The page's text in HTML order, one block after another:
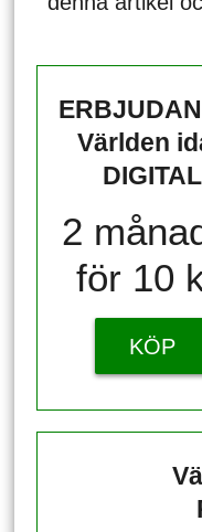
Världen
DIGITAL
2
för 10
KÖP